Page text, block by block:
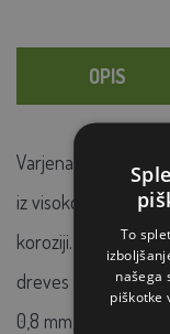
OPIS
Varjena kvadratna
iz
koroziji. Primerna
dreves pred
0,8 mm, velikost:
To
našega
piškotke